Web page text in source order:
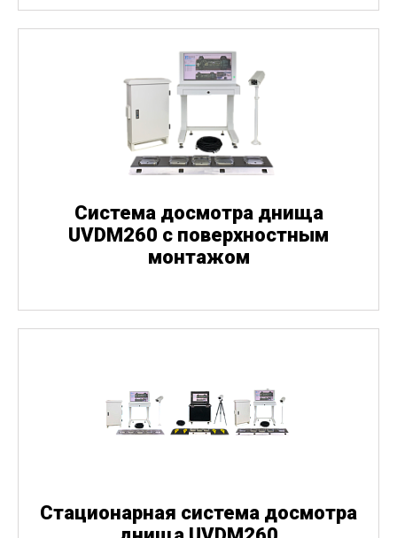
Система досмотра днища
UVDM260 с поверхностным
монтажом
Стационарная система досмотра